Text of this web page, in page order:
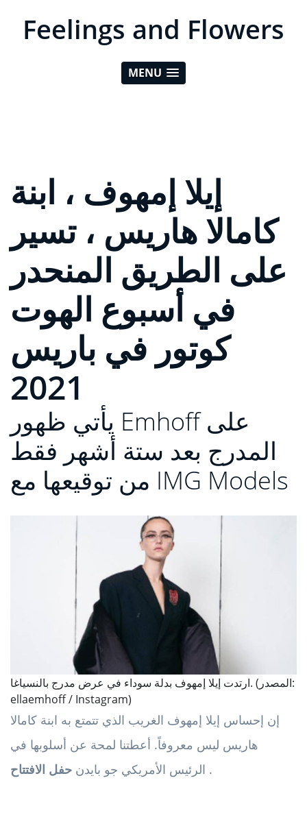
Feelings and Flowers
MENU
إيلا إمهوف ، ابنة
كامالا هاريس ، تسير
على الطريق المنحدر
في أسبوع الهوت
كوتور في باريس
2021
يأتي ظهور Emhoff على
المدرج بعد ستة أشهر فقط
من توقيعها مع IMG Models
ارتدت إيلا إمهوف بدلة سوداء في عرض مدرج بالنسياغا. (المصدر:
ellaemhoff / Instagram)
إن إحساس إيلا إمهوف الغريب الذي تتمتع به ابنة كامالا
هاريس ليس معروفاً. أعطتنا لمحة عن أسلوبها في
الرئيس الأمريكي جو بايدن حفل الافتتاح .